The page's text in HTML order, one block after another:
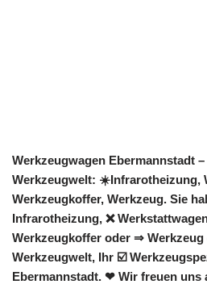
Werkzeugwagen Ebermannstadt
Werkzeugwelt: ☀️Infrarotheizung,
Werkzeugkoffer, Werkzeug. Sie
Infrarotheizung, ❌
Werkzeugkoffer oder ⇒
Werkzeugwelt, Ihr ☑️
Ebermannstadt. ❤ Wir freuen